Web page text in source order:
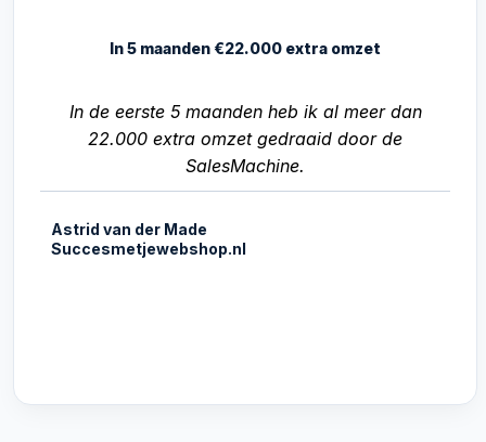
In 5 maanden €22.000 extra omzet
In de eerste 5 maanden heb ik al meer dan
22.000 extra omzet gedraaid door de
SalesMachine.
Astrid van der Made
Succesmetjewebshop.nl